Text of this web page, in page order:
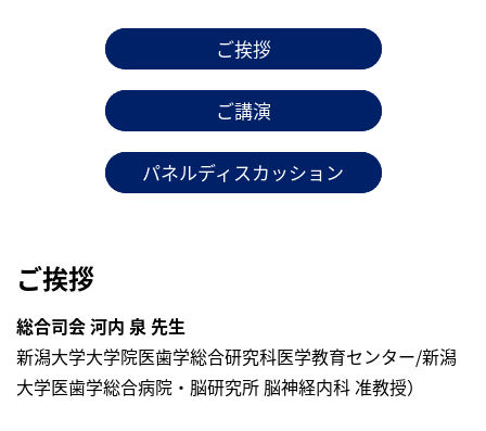
ご挨拶
ご講演
パネルディスカッション
ご挨拶
総合司会 河内 泉 先生
新潟大学大学院医歯学総合研究科医学教育センター/新潟
大学医歯学総合病院・脳研究所 脳神経内科 准教授）